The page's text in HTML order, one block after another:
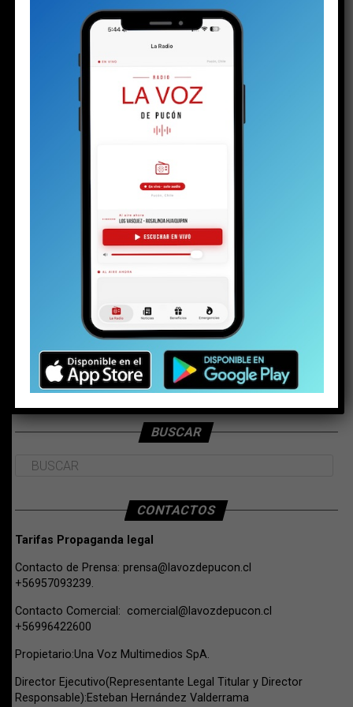
BUSCAR
CONTACTOS
Tarifas Propaganda legal
Contacto de Prensa: prensa@lavozdepucon.cl
+56957093239.
Contacto Comercial: comercial@lavozdepucon.cl
+56996422600
Propietario:Una Voz Multimedios SpA.
Director Ejecutivo(Representante Legal Titular y Director
Responsable):Esteban Hernández Valderrama